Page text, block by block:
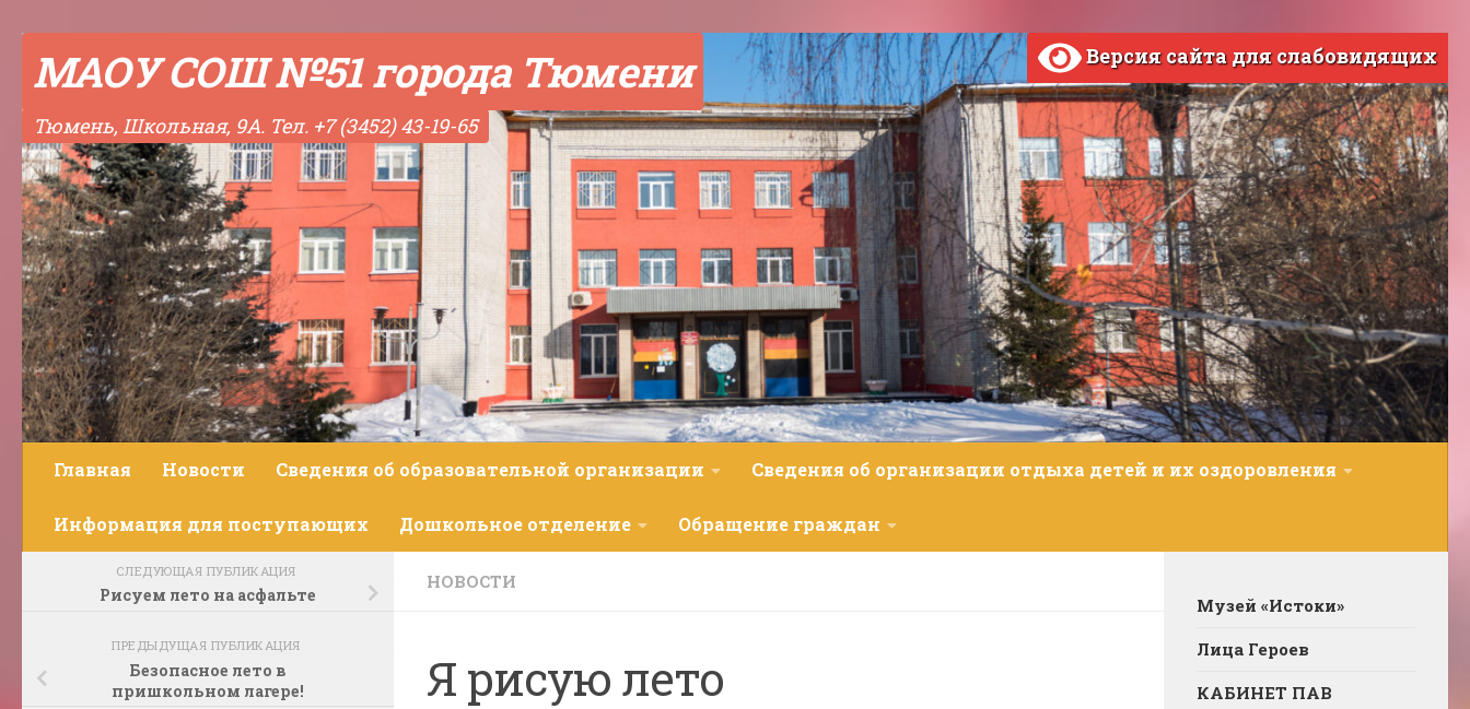
Skip to content
МАОУ СОШ №51 города Тюмени
Тюмень, Школьная, 9А. Тел. +7 (3452) 43-19-65
Версия сайта для слабовидящих
Главная Новости Сведения об образовательной организации Сведения об организации отдыха детей и их оздоровления
Информация для поступающих Дошкольное отделение Обращение граждан
НОВОСТИ
Я рисую лето
СЛЕДУЮЩАЯ ПУБЛИКАЦИЯ
Рисуем лето на асфальте
ПРЕДЫДУЩАЯ ПУБЛИКАЦИЯ
Безопасное лето в
пришкольном лагере!
Музей «Истоки»
Лица Героев
КАБИНЕТ ПАВ